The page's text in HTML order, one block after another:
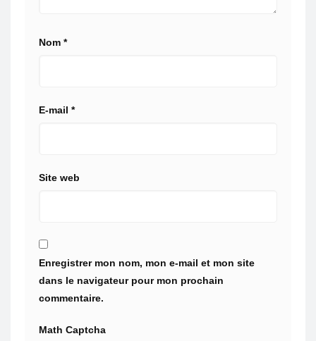
Nom *
E-mail *
Site web
Enregistrer mon nom, mon e-mail et mon site
dans le navigateur pour mon prochain
commentaire.
Math Captcha